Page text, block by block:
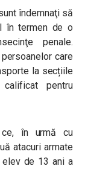
îndemnaţi să
în termen de o
penale.
care
la secțiile
pentru
în urmă cu
atacuri armate
de 13 ani a